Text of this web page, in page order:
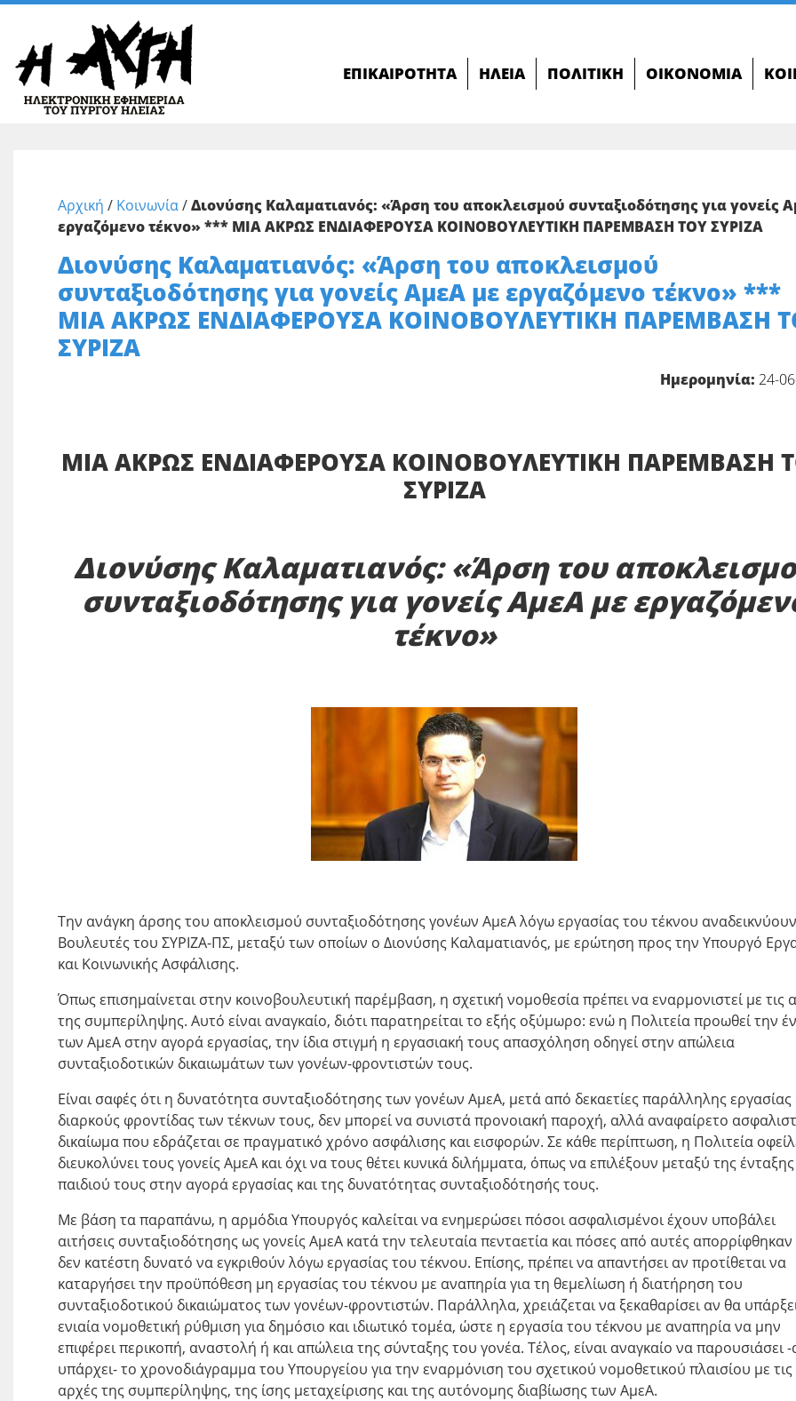
ΕΠΙΚΑΙΡΌΤΗΤΑ ΗΛΕΊΑ ΠΟΛΙΤΙΚΉ ΟΙΚΟΝΟΜΊΑ
Αρχική / Κοινωνία/Διονύσης Καλαματιανός: «Άρση του αποκλεισμού συνταξιοδότησης για γονείς
εργαζόμενο τέκνο» *** ΜΙΑ ΑΚΡΩΣ ΕΝΔΙΑΦΕΡΟΥΣΑ ΚΟΙΝΟΒΟΥΛΕΥΤΙΚΗ ΠΑΡΕΜΒΑΣΗ ΤΟΥ ΣΥΡΙΖΑ
Διονύσης Καλαματιανός: «Άρση του αποκλεισμού
συνταξιοδότησης για γονείς ΑμεΑ με εργαζόμενο τέκνο» ***
ΜΙΑ ΑΚΡΩΣ ΕΝΔΙΑΦΕΡΟΥΣΑ ΚΟΙΝΟΒΟΥΛΕΥΤΙΚΗ ΠΑΡΕΜΒΑΣΗ
ΣΥΡΙΖΑ
Ημερομηνία: 24-
ΜΙΑ ΑΚΡΩΣ ΕΝΔΙΑΦΕΡΟΥΣΑ ΚΟΙΝΟΒΟΥΛΕΥΤΙΚΗ ΠΑΡΕΜΒΑΣΗ
ΣΥΡΙΖΑ
Διονύσης Καλαματιανός: «Άρση του
συνταξιοδότησης για γονείς ΑμεΑ με
τέκνο»
Την ανάγκη άρσης του αποκλεισμού συνταξιοδότησης γονέων ΑμεΑ λόγω εργασίας του τέκνου αναδεικνύουν
Βουλευτές του ΣΥΡΙΖΑ-ΠΣ, μεταξύ των οποίων ο Διονύσης Καλαματιανός, με ερώτηση προς την Υπουργό
και Κοινωνικής Ασφάλισης.
Όπως επισημαίνεται στην κοινοβουλευτική παρέμβαση, η σχετική νομοθεσία πρέπει να εναρμονιστεί με τις
της συμπερίληψης. Αυτό είναι αναγκαίο, διότι παρατηρείται το εξής οξύμωρο: ενώ η Πολιτεία προωθεί την
των ΑμεΑ στην αγορά εργασίας, την ίδια στιγμή η εργασιακή τους απασχόληση οδηγεί στην απώλεια
συνταξιοδοτικών δικαιωμάτων των γονέων-φροντιστών τους.
Είναι σαφές ότι η δυνατότητα συνταξιοδότησης των γονέων ΑμεΑ, μετά από δεκαετίες παράλληλης εργασίας
διαρκούς φροντίδας των τέκνων τους, δεν μπορεί να συνιστά προνοιακή παροχή, αλλά αναφαίρετο
δικαίωμα που εδράζεται σε πραγματικό χρόνο ασφάλισης και εισφορών. Σε κάθε περίπτωση, η Πολιτεία
διευκολύνει τους γονείς ΑμεΑ και όχι να τους θέτει κυνικά διλήμματα, όπως να επιλέξουν μεταξύ της
παιδιού τους στην αγορά εργασίας και της δυνατότητας συνταξιοδότησής τους.
Με βάση τα παραπάνω, η αρμόδια Υπουργός καλείται να ενημερώσει πόσοι ασφαλισμένοι έχουν υποβάλει
αιτήσεις συνταξιοδότησης ως γονείς ΑμεΑ κατά την τελευταία πενταετία και πόσες από αυτές απορρίφθηκαν
δεν κατέστη δυνατό να εγκριθούν λόγω εργασίας του τέκνου. Επίσης, πρέπει να απαντήσει αν προτίθεται να
καταργήσει την προϋπόθεση μη εργασίας του τέκνου με αναπηρία για τη θεμελίωση ή διατήρηση του
συνταξιοδοτικού δικαιώματος των γονέων-φροντιστών. Παράλληλα, χρειάζεται να ξεκαθαρίσει αν θα
ενιαία νομοθετική ρύθμιση για δημόσιο και ιδιωτικό τομέα, ώστε η εργασία του τέκνου με αναπηρία να μην
επιφέρει περικοπή, αναστολή ή και απώλεια της σύνταξης του γονέα. Τέλος, είναι αναγκαίο να παρουσιάσει -
υπάρχει- το χρονοδιάγραμμα του Υπουργείου για την εναρμόνιση του σχετικού νομοθετικού πλαισίου με τις
αρχές της συμπερίληψης, της ίσης μεταχείρισης και της αυτόνομης διαβίωσης των ΑμεΑ.